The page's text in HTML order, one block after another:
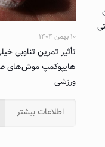
۱۰ بهمن ۱۴۰۴
تأثیر تمرین تناوبی
هایپوکمپ موش‌های
ورزشی
اطلاعات بیشتر